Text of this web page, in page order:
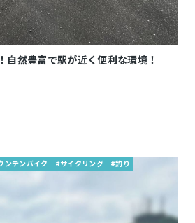
自然豊富で駅が近く便利な環境！
ンテンバイク #サイクリング #釣り